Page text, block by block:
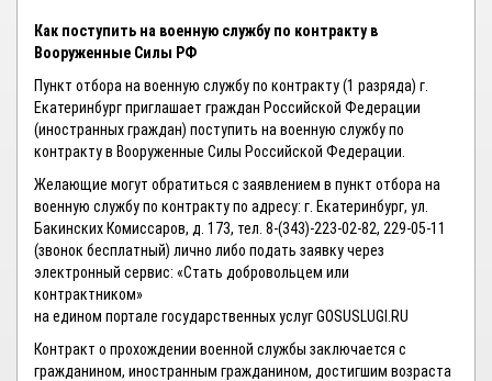
Как поступить на военную службу по контракту в
Вооруженные Силы РФ
Пункт отбора на военную службу по контракту (1 разряда) г.
Екатеринбург приглашает граждан Российской Федерации
(иностранных граждан) поступить на военную службу по
контракту в Вооруженные Силы Российской Федерации.
Желающие могут обратиться с заявлением в пункт отбора на
военную службу по контракту по адресу: г. Екатеринбург, ул.
Бакинских Комиссаров, д. 173, тел. 8-(343)-223-02-82, 229-05-11
(звонок бесплатный) лично либо подать заявку через
электронный сервис: «Стать добровольцем или
контрактником»
на едином портале государственных услуг GOSUSLUGI.RU
Контракт о прохождении военной службы заключается с
гражданином, иностранным гражданином, достигшим возраста